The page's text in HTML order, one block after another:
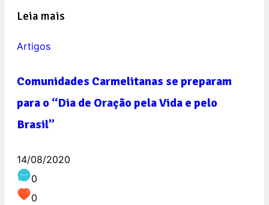
Leia mais
Artigos
Comunidades Carmelitanas se preparam
para o “Dia de Oração pela Vida e pelo
Brasil”
14/08/2020
0
0